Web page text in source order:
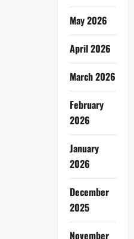
May 2026
April 2026
March 2026
February
2026
January
2026
December
2025
November